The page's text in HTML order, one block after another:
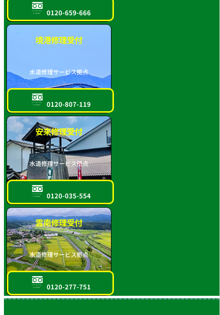
フリーダイヤル
スマホOK!! 0120-659-666
境港修理受付
水道修理サービス拠点
フリーダイヤル
スマホOK!! 0120-807-119
安来修理受付
水道修理サービス拠点
フリーダイヤル
スマホOK!! 0120-035-554
雲南修理受付
水道修理サービス拠点
フリーダイヤル
スマホOK!! 0120-277-751